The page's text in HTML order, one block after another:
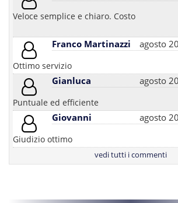
Veloce semplice e chiaro. Costo
Franco Martinazzi agosto
Ottimo servizio
Gianluca agosto
Puntuale ed efficiente
Giovanni agosto
Giudizio ottimo
vedi tutti i commenti